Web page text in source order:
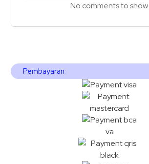
No comments to show.
Pembayaran